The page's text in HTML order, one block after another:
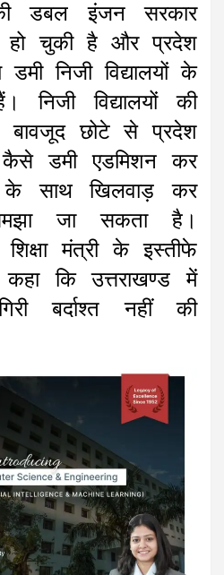
डबल इंजन सरकार
हो चुकी है और प्रदेश
डमी निजी विद्यालयों के
विद्यालयों की
बावजूद छोटे से प्रदेश
कैसे डमी एडमिशन कर
के साथ खिलवाड़ कर
जा सकता है।
मंत्री के इस्तीफे
कि उत्तराखण्ड में
बर्दाश्त नहीं की